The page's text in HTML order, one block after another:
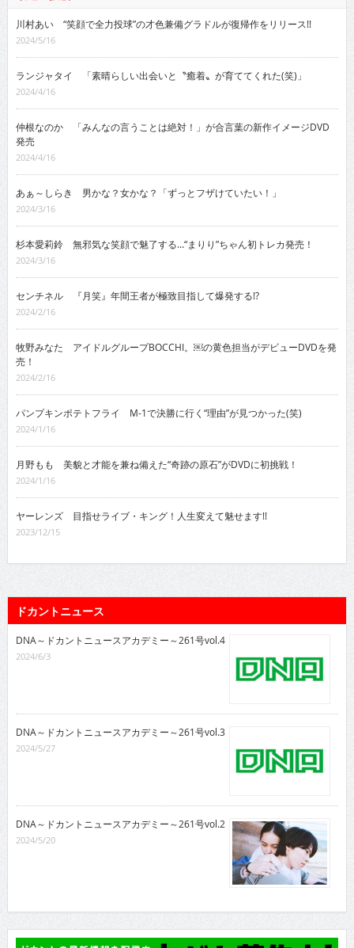
川村あい “笑顔で全力投球”の才色兼備グラドルが復帰作をリリース!!
2024/5/16
ランジャタイ 「素晴らしい出会いと〝癒着〟が育ててくれた(笑)」
2024/4/16
仲根なのか 「みんなの言うことは絶対！」が合言葉の新作イメージDVD
発売
2024/4/16
あぁ～しらき 男かな？女かな？「ずっとフザけていたい！」
2024/3/16
杉本愛莉鈴 無邪気な笑顔で魅了する…“まりり”ちゃん初トレカ発売！
2024/3/16
センチネル 『月笑』年間王者が極致目指して爆発する!?
2024/2/16
牧野みなた アイドルグループBOCCHI。￼の黄色担当がデビューDVDを発
売！
2024/2/16
パンプキンポテトフライ M-1で決勝に行く“理由”が見つかった(笑)
2024/1/16
月野もも 美貌と才能を兼ね備えた“奇跡の原石”がDVDに初挑戦！
2024/1/16
ヤーレンズ 目指せライブ・キング！人生変えて魅せます!!
2023/12/15
ドカントニュース
DNA～ドカントニュースアカデミー～261号vol.4
2024/6/3
DNA～ドカントニュースアカデミー～261号vol.3
2024/5/27
DNA～ドカントニュースアカデミー～261号vol.2
2024/5/20